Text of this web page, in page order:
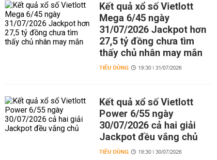
Kết quả xổ số Vietlott
Mega 6/45 ngày
31/07/2026 Jackpot hơn
27,5 tỷ đồng chưa tìm
thấy chủ nhân may mắn
TIÊU DÙNG 19:30 | 31/07/2026
Kết quả xổ số Vietlott
Power 6/55 ngày
30/07/2026 cả hai giải
Jackpot đều vắng chủ
TIÊU DÙNG 19:30 | 30/07/2026